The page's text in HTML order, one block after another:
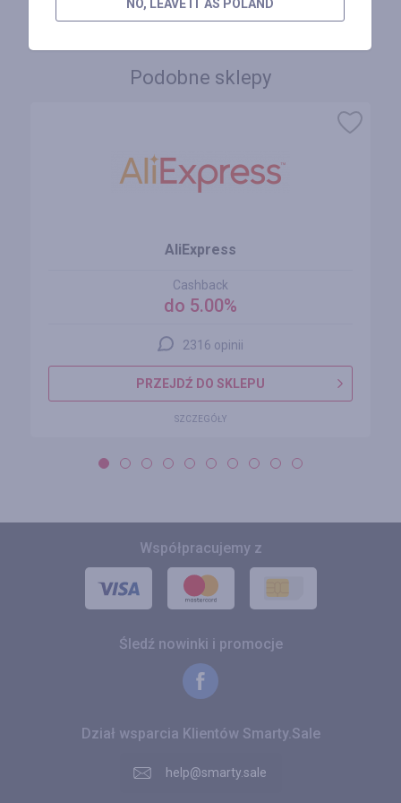
Podobne sklepy
AliExpress
Cashback
do 5.00%
2316 opinii
PRZEJDŹ DO SKLEPU
SZCZEGÓŁY
Współpracujemy z
Śledź nowinki i promocje
Dział wsparcia Klientów Smarty.Sale
help@smarty.sale
NO, LEAVE IT AS POLAND